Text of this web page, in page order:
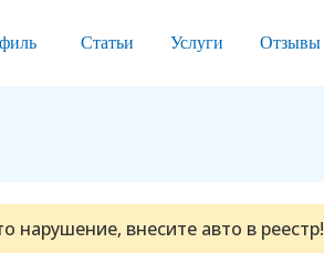
Статьи Услуги Отзывы
нарушение, внесите авто в реестр!